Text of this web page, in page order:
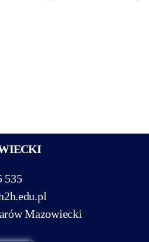
535
Mazowiecki